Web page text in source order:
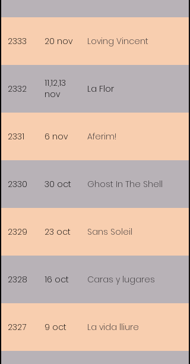
2333 20 nov Loving Vincent
2332
11,12,13
nov
La Flor
2331 6 nov Aferim!
2330 30 oct Ghost In The Shell
2329 23 oct Sans Soleil
2328 16 oct Caras y lugares
2327 9 oct La vida lliure